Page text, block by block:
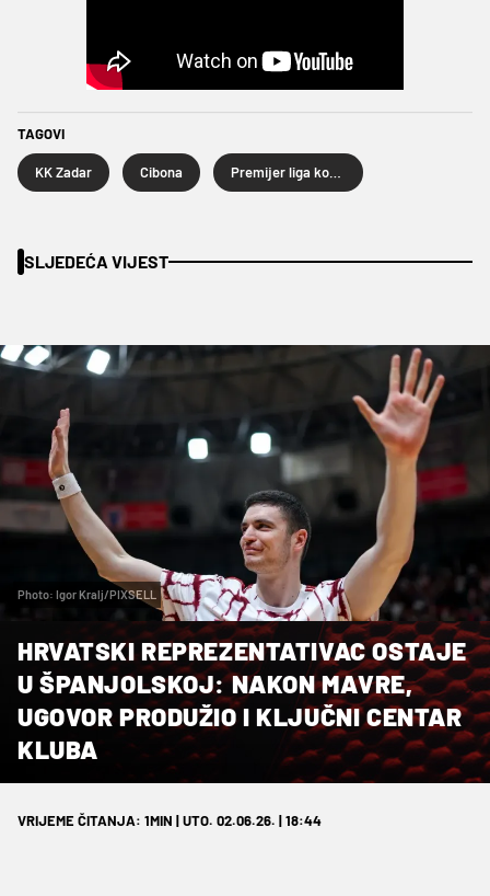
TAGOVI
KK Zadar Cibona
SLJEDEĆA VIJEST
Photo: Igor Kralj/PIXSELL
HRVATSKI REPREZENTATIVAC OSTAJE
U ŠPANJOLSKOJ: NAKON MAVRE,
UGOVOR PRODUŽIO I KLJUČNI CENTAR
KLUBA
VRIJEME ČITANJA: 1MIN | UTO. 02.06.26. | 18:44